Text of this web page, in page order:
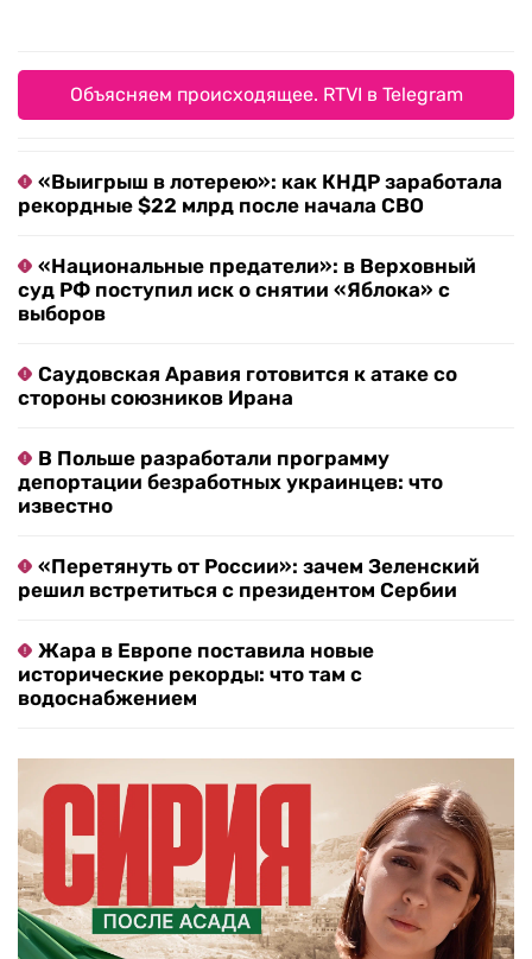
Объясняем происходящее. RTVI в Telegram
«Выигрыш в лотерею»: как КНДР заработала
рекордные $22 млрд после начала СВО
«Национальные предатели»: в Верховный
суд РФ поступил иск о снятии «Яблока» с
выборов
Саудовская Аравия готовится к атаке со
стороны союзников Ирана
В Польше разработали программу
депортации безработных украинцев: что
известно
«Перетянуть от России»: зачем Зеленский
решил встретиться с президентом Сербии
Жара в Европе поставила новые
исторические рекорды: что там с
водоснабжением